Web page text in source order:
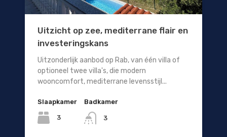
Uitzicht op zee, mediterrane flair en
investeringskans
Uitzonderlijk aanbod op Rab, van één villa of
optioneel twee villa's, die modern
wooncomfort, mediterrane levensstijl...
Slaapkamer
3
Badkamer
3